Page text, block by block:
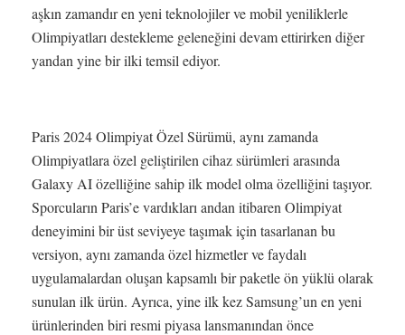
aşkın zamandır en yeni teknolojiler ve mobil yeniliklerle
Olimpiyatları destekleme geleneğini devam ettirirken diğer
yandan yine bir ilki temsil ediyor.
Paris 2024 Olimpiyat Özel Sürümü, aynı zamanda
Olimpiyatlara özel geliştirilen cihaz sürümleri arasında
Galaxy AI özelliğine sahip ilk model olma özelliğini taşıyor.
Sporcuların Paris’e vardıkları andan itibaren Olimpiyat
deneyimini bir üst seviyeye taşımak için tasarlanan bu
versiyon, aynı zamanda özel hizmetler ve faydalı
uygulamalardan oluşan kapsamlı bir paketle ön yüklü olarak
sunulan ilk ürün. Ayrıca, yine ilk kez Samsung’un en yeni
ürünlerinden biri resmi piyasa lansmanından önce